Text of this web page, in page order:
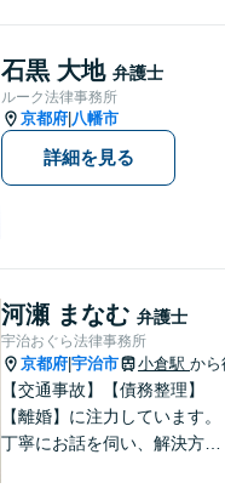
石黒 大地 弁護士
ルーク法律事務所
京都府 八幡市
詳細を見る
河瀬 まなむ 弁護士
宇治おぐら法律事務所
京都府 宇治市 小倉駅 から
【交通事故】【債務整理】
【離婚】に注力しています。
丁寧にお話を伺い、解決方法